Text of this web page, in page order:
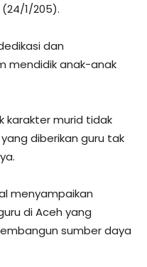
1/205).
dan
mendidik anak-anak
karakter murid tidak
diberikan guru tak
menyampaikan
di Aceh yang
sumber daya